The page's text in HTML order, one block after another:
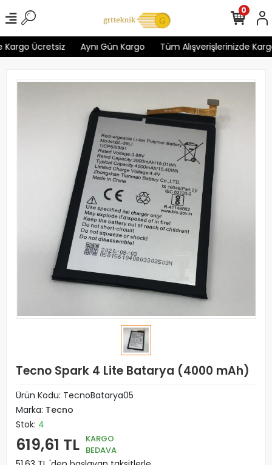
Ücretsiz Aynı Gün Kargo Tüm Alışverişlerinizde
0
Tecno Spark 4 Lite Batarya (4000 mAh)
Ürün Kodu: TecnoBatarya05
Marka: Tecno
Stok: 4
619,61 TL KARGO
BEDAVA